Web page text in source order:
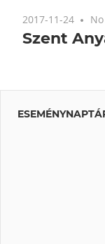
2017-11-24
Szent